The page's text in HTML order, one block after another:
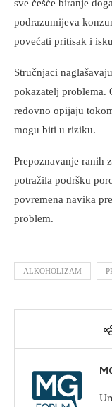
sve češće biranje
podrazumijeva
povećati pritisak i
Stručnjaci
pokazatelj problema.
redovno opijaju
mogu biti u riziku.
Prepoznavanje ranih
potražila podršku
povremena navika
problem.
ALKOHOLIZAM